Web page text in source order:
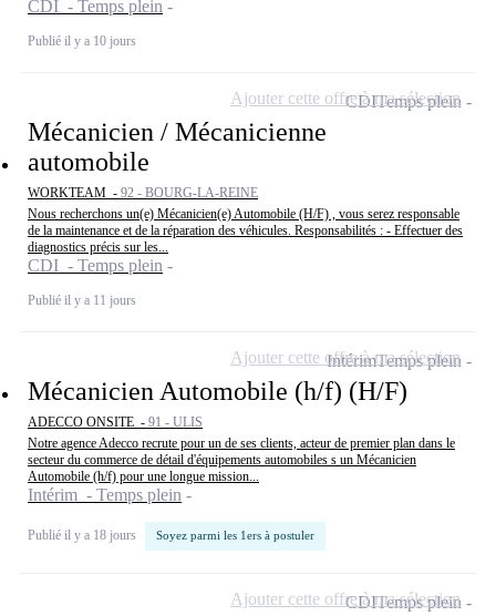
CDI - Temps plein
Publié il y a 10 jours
Mécanicien / Mécanicienne
automobile
WORKTEAM - 92 - BOURG-LA-REINE
Nous recherchons un(e) Mécanicien(e) Automobile (H/F) , vous serez responsable
de la maintenance et de la réparation des véhicules. Responsabilités : - Effectuer des
diagnostics précis sur les...
CDI - Temps plein
Publié il y a 11 jours
CDITemps plein
Ajouter cette offre à ma sélection
Mécanicien Automobile (h/f) (H/F)
ADECCO ONSITE - 91 - ULIS
Notre agence Adecco recrute pour un de ses clients, acteur de premier plan dans le
secteur du commerce de détail d'équipements automobiles s un Mécanicien
Automobile (h/f) pour une longue mission...
Intérim - Temps plein
Publié il y a 18 jours Soyez parmi les 1ers à postuler
IntérimTemps plein
Ajouter cette offre à ma sélection
CDITemps plein
Ajouter cette offre à ma sélection